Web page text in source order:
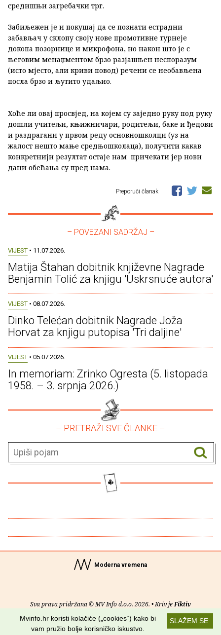
средишњи загребачки трг.
Забиљежен је и покушај да се познати естрадни
забављач у склопу своју нове промотивне турнеје
докопа позорнице и микрофона, но након што је с
његовим менаџментом брзо разјашњен неспоразум
(исто мјесто, али криви повод) речени се необављена
посла брзо и љутито удаљио.
Хоће ли овај просвјед, на којем су заједно руку под руку
дошли учитељи, књижничари, родитељи, баке и ђедови
и раздрагани у првом реду основношколци (уз на
жалост нешто мање средњошколаца), получити какав
конкретнији резултат остаје нам причекати јер нови
дани обећања су пред нама.
Preporuči članak
– POVEZANI SADRŽAJ –
VIJEST • 11.07.2026.
Matija Štahan dobitnik književne Nagrade
Benjamin Tolić za knjigu 'Uskrsnuće autora'
VIJEST • 08.07.2026.
Dinko Telećan dobitnik Nagrade Joža
Horvat za knjigu putopisa 'Tri daljine'
VIJEST • 05.07.2026.
In memoriam: Zrinko Ogresta (5. listopada
1958. – 3. srpnja 2026.)
– PRETRAŽI SVE ČLANKE –
Moderna vremena
Sva prava pridržana © MV Info d.o.o. 2026. • Kriv jeFiktiv
O nama• Pomoć• Uvjeti korištenja•RSS kanaliSLAŽEM SE
Mvinfo.hr koristi kolačiće („cookies“) kako bi
vam pružio bolje korisničko iskustvo.